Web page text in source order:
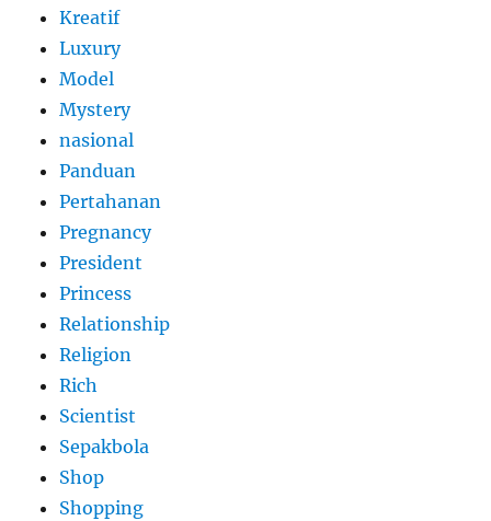
Kreatif
Luxury
Model
Mystery
nasional
Panduan
Pertahanan
Pregnancy
President
Princess
Relationship
Religion
Rich
Scientist
Sepakbola
Shop
Shopping